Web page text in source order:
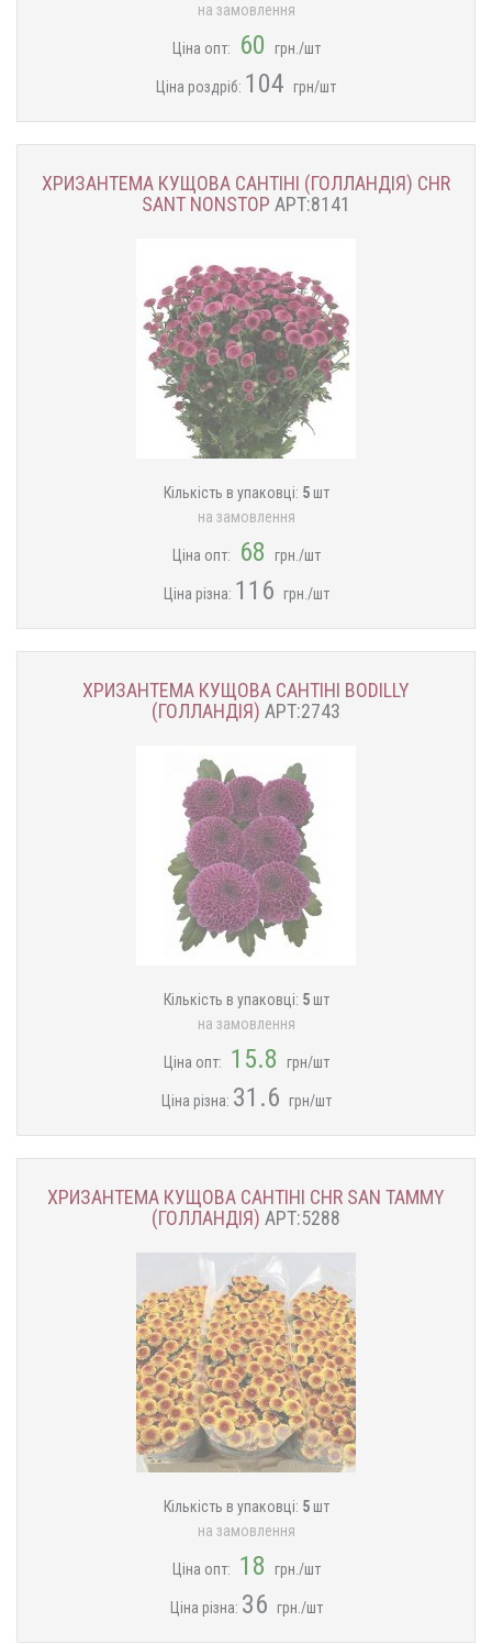
на замовлення
Ціна опт: 60 грн./шт
Ціна роздріб: 104 грн/шт
ХРИЗАНТЕМА КУЩОВА САНТІНІ (ГОЛЛАНДІЯ) CHR
SANT NONSTOP АРТ:8141
Кількість в упаковці: 5шт
на замовлення
Ціна опт: 68 грн./шт
Ціна різна: 116 грн./шт
ХРИЗАНТЕМА КУЩОВА САНТІНІ BODILLY
(ГОЛЛАНДІЯ) АРТ:2743
Кількість в упаковці: 5шт
на замовлення
Ціна опт: 15.8 грн/шт
Ціна різна: 31.6 грн/шт
ХРИЗАНТЕМА КУЩОВА САНТІНІ CHR SAN TAMMY
(ГОЛЛАНДІЯ) АРТ:5288
Кількість в упаковці: 5шт
на замовлення
Ціна опт: 18 грн./шт
Ціна різна: 36 грн./шт